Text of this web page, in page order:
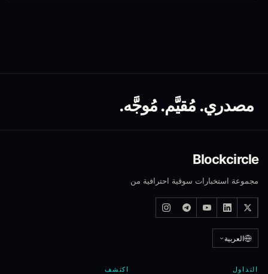
مصدري. مُقيَّم. مُوجَّه.
Blockcircle
مجموعة استخبارات سوقية احترافية من
العربية
التداول اكتشف